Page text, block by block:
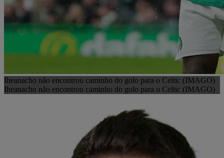
Iheanacho não encontrou caminho do golo para o Celtic (IMAGO)
Iheanacho não encontrou caminho do golo para o Celtic (IMAGO)